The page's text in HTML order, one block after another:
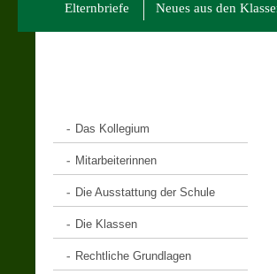
Elternbriefe
Neues aus den
Das Kollegium
Mitarbeiterinnen
Die Ausstattung der Schule
Die Klassen
Rechtliche Grundlagen